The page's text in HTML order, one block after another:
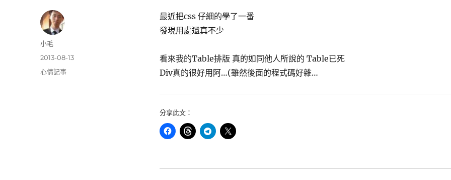
最近把css 仔細的學了一番
發現用處還真不少
看來我的Table排版 真的如同他人所說的 Table已死
Div真的很好用阿…(雖然後面的程式碼好雜…
分享此文：
作
小毛
發
佈
2013-08-13
分
心情記事